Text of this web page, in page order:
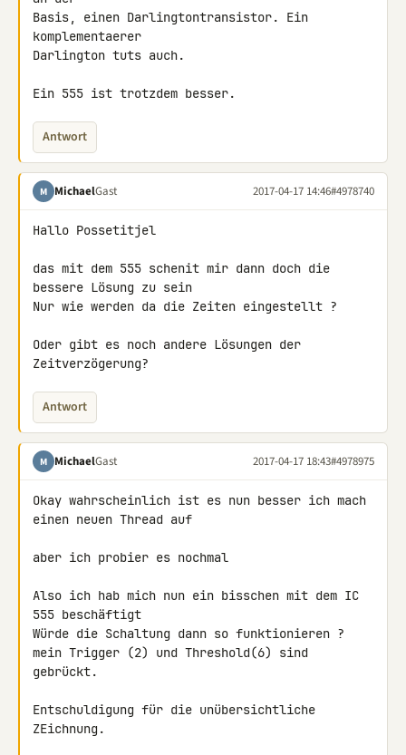
Basis, einen Darlingtontransistor. Ein
komplementaerer
Darlington tuts auch.
Ein 555 ist trotzdem besser.
Antwort
M MichaelGast 2017-04-17 14:46#4978740
Hallo Possetitjel
das mit dem 555 schenit mir dann doch die
bessere Lösung zu sein
Nur wie werden da die Zeiten eingestellt ?
Oder gibt es noch andere Lösungen der
Zeitverzögerung?
Antwort
M MichaelGast 2017-04-17 18:43#4978975
Okay wahrscheinlich ist es nun besser ich mach
einen neuen Thread auf
aber ich probier es nochmal
Also ich hab mich nun ein bisschen mit dem IC
555 beschäftigt
Würde die Schaltung dann so funktionieren ?
mein Trigger (2) und Threshold(6) sind
gebrückt.
Entschuldigung für die unübersichtliche
ZEichnung.